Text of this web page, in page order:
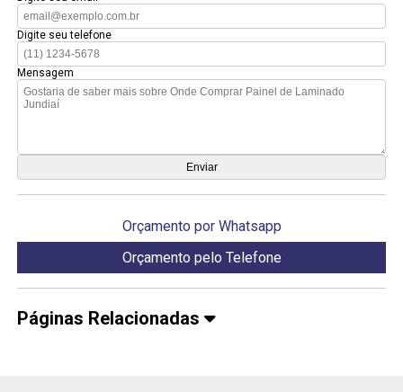
Digite seu telefone
Mensagem
Orçamento por Whatsapp
Orçamento pelo Telefone
Páginas Relacionadas